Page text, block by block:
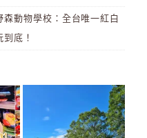
森動物學校：全台唯一紅白
底！